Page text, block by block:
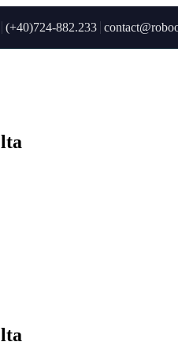
(+40)724-882.233